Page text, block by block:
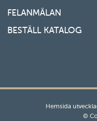
FELANMÄLAN
BESTÄLL KATALOG
Hemsida
©